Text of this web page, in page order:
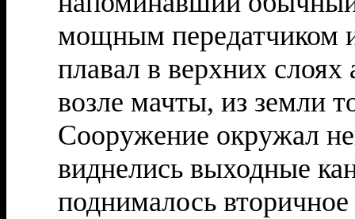
мощным передатчиком
плавал в верхних
возле мачты, из земли
Сооружение окружал
виднелись выходные
поднималось